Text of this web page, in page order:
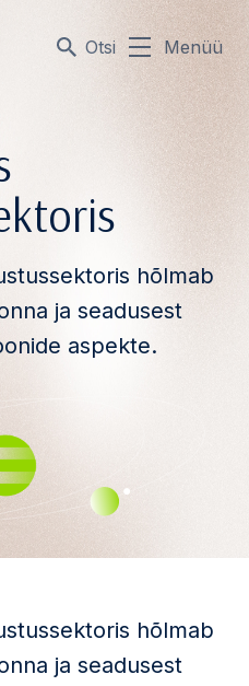
Otsi Menüü
hõlmab
ja seadusest
aspekte.
hõlmab
ja seadusest